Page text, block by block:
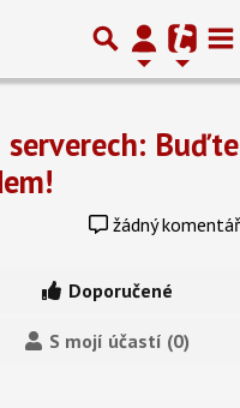
Buďte
žádný komentář
Doporučené
S mojí účastí (0)